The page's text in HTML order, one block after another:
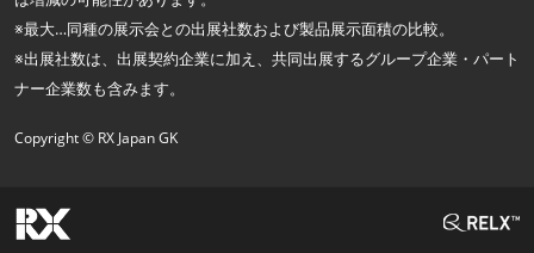
※最大…同種の展示会との出展社数および製品展示面積の比較。
※出展社数は、出展契約企業に加え、共同出展するグループ企業・パート
ナー企業数も含みます。
Copyright © RX Japan GK